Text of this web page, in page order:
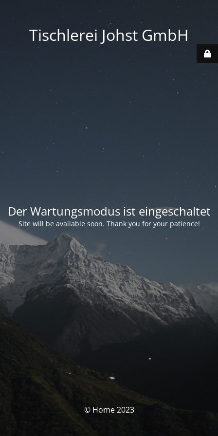
Tischlerei Johst GmbH
Der Wartungsmodus ist eingeschaltet
Site will be available soon. Thank you for your patience!
© Home 2023